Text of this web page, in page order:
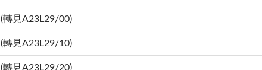
(轉見A23L29/00)
(轉見A23L29/10)
(轉見A23L29/20)